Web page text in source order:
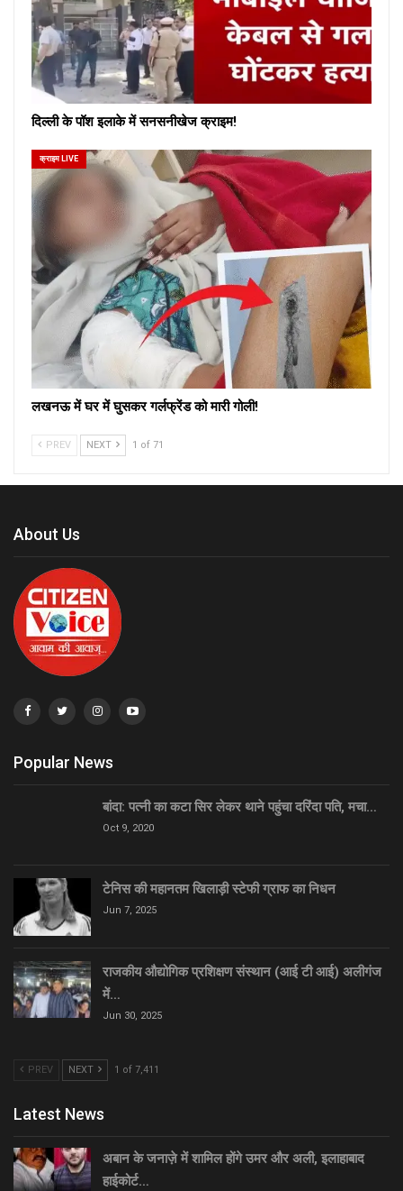
दिल्ली के पॉश इलाके में सनसनीखेज क्राइम!
क्राइम LIVE
लखनऊ में घर में घुसकर गर्लफ्रेंड को मारी गोली!
PREV NEXT 1 of 71
About Us
Popular News
बांदा: पत्नी का कटा सिर लेकर थाने पहुंचा दरिंदा पति, मचा…
Oct 9, 2020
टेनिस की महानतम खिलाड़ी स्टेफी ग्राफ का निधन
Jun 7, 2025
राजकीय औद्योगिक प्रशिक्षण संस्थान (आई टी आई) अलीगंज
में…
Jun 30, 2025
PREV NEXT 1 of 7,411
Latest News
अबान के जनाज़े में शामिल होंगे उमर और अली, इलाहाबाद
हाईकोर्ट…